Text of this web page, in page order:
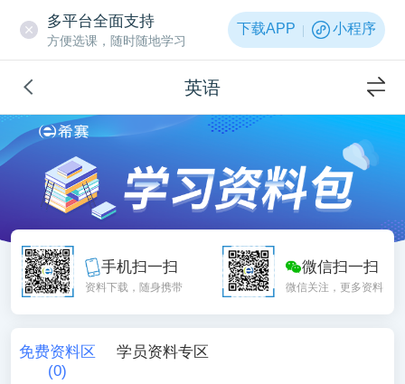
多平台全面支持
方便选课，随时随地学习
下载APP 小程序
英语
手机扫一扫
资料下载，随身携带
微信扫一扫
微信关注，更多资料
免费资料区
(0)
学员资料专区